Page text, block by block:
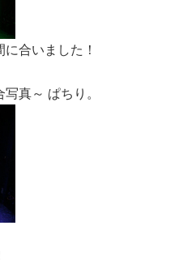
合いました！
真～ ぱちり。